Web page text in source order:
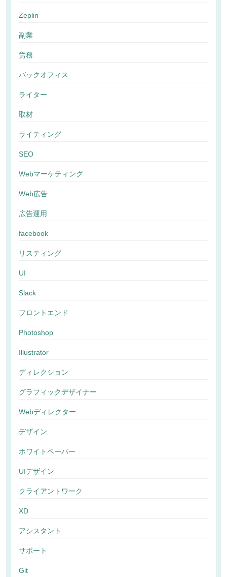
Zeplin
副業
労務
バックオフィス
ライター
取材
ライティング
SEO
Webマーケティング
Web広告
広告運用
facebook
リスティング
UI
Slack
フロントエンド
Photoshop
Illustrator
ディレクション
グラフィックデザイナー
Webディレクター
デザイン
ホワイトペーパー
UIデザイン
クライアントワーク
XD
アシスタント
サポート
Git